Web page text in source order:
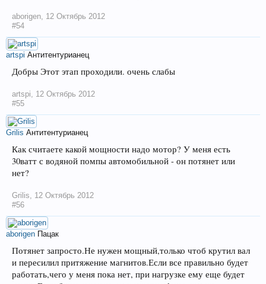
aborigen 12 Октябрь 2012
#54
artspi Антитентурианец
Добры Этот этап проходили. очень слабы
artspi
12 Октябрь 2012
#55
Grilis Антитентурианец
Как считаете какой мощности надо мотор? У меня есть
30ватт с водяной помпы автомобильной - он потянет или
нет?
Grilis
12 Октябрь 2012
#56
aborigen Пацак
Потянет запросто.Не нужен мощный,только чтоб крутил вал
и пересилил притяжение магнитов.Если все правильно будет
работать,чего у меня пока нет, при нагрузке ему еще будет